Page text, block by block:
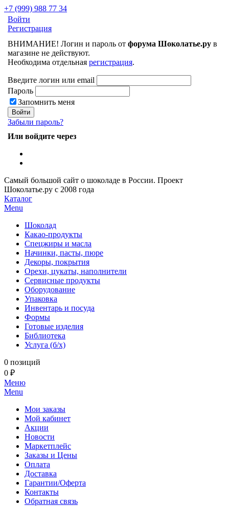
+7 (999) 988 77 34
Войти
Регистрация
ВНИМАНИЕ! Логин и пароль от форума Шоколатье.ру в
магазине не действуют.
Необходима отдельная регистрация.
Введите логин или email
Пароль
Запомнить меня
Забыли пароль?
Или войдите через
Самый большой сайт о шоколаде в России. Проект
Шоколатье.ру с 2008 года
Каталог
Menu
Шоколад
Какао-продукты
Спецжиры и масла
Начинки, пасты, пюре
Декоры, покрытия
Орехи, цукаты, наполнители
Сервисные продукты
Оборудование
Упаковка
Инвентарь и посуда
Формы
Готовые изделия
Библиотека
Услуга (б/х)
0 позиций
0 ₽
Меню
Menu
Мои заказы
Мой кабинет
Акции
Новости
Маркетплейс
Заказы и Цены
Оплата
Доставка
Гарантии/Оферта
Контакты
Обратная связь